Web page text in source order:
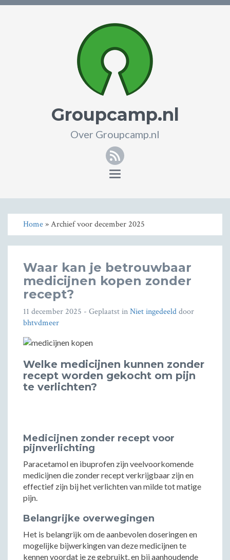
Groupcamp.nl
Over Groupcamp.nl
RSS
Toggle
Home» Archief voor december 2025
Waar kan je betrouwbaar
medicijnen kopen zonder
recept?
11 december 2025 - Geplaatst inNiet ingedeelddoor
bhtvdmeer
Welke medicijnen kunnen zonder
recept worden gekocht om pijn
te verlichten?
Medicijnen zonder recept voor
pijnverlichting
Paracetamol en ibuprofen zijn veelvoorkomende
medicijnen die zonder recept verkrijgbaar zijn en
effectief zijn bij het verlichten van milde tot matige
pijn.
Belangrijke overwegingen
Het is belangrijk om de aanbevolen doseringen en
mogelijke bijwerkingen van deze medicijnen te
kennen voordat je ze gebruikt, en bij aanhoudende